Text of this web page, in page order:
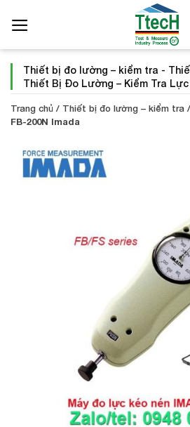
qua
dung
Thiết bị đo lường – kiểm tra -
Thiết Bị Đo Lường – Kiểm Tra Lực
Trang chủ / Thiết bị đo lường – kiểm tra /
FB-200N Imada